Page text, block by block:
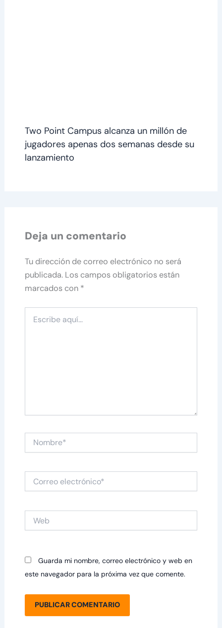
Two Point Campus alcanza un millón de
jugadores apenas dos semanas desde su
lanzamiento
Deja un comentario
Tu dirección de correo electrónico no será
publicada. Los campos obligatorios están
marcados con *
aquí...
Nombre*
electrónico*
Guarda mi nombre, correo electrónico y web en
este navegador para la próxima vez que comente.